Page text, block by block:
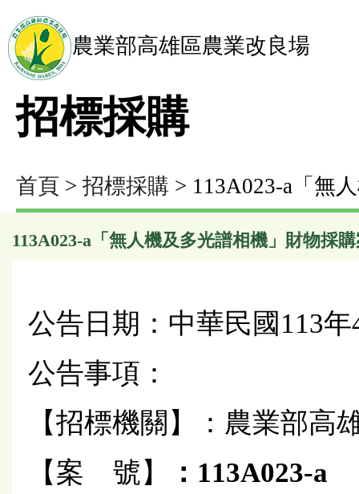
農業部高雄區農業改良場
招標採購
首頁 > 招標採購 > 113A023-a「無
113A023-a「無人機及多光譜相機」財物採
公告日期：中華民國113年
公告事項：
【招標機關】：農業部高
【案 號】
：113A023-a